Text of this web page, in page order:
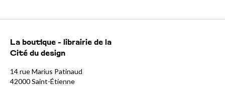
La boutique - librairie de la
Cité du design
14 rue Marius Patinaud
42000 Saint-Étienne